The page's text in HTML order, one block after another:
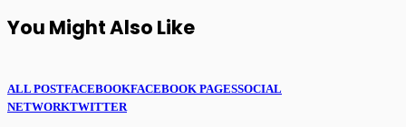
You Might Also Like
ALL POSTFACEBOOKFACEBOOK PAGESSOCIAL
NETWORKTWITTER